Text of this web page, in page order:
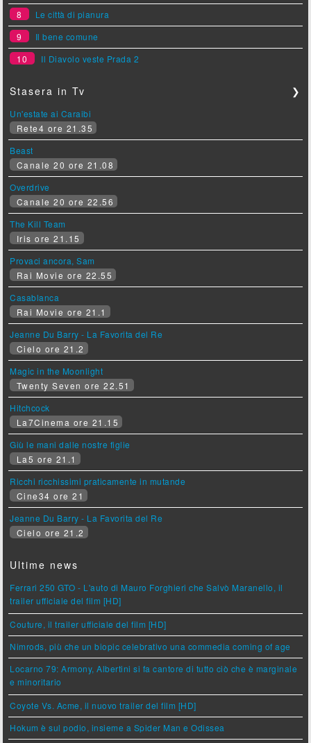
8
Le città di pianura
9
Il bene comune
10
Il Diavolo veste Prada 2
Stasera in Tv ❯
Un'estate ai Caraibi
Rete4 ore 21.35
Beast
Canale 20 ore 21.08
Overdrive
Canale 20 ore 22.56
The Kill Team
Iris ore 21.15
Provaci ancora, Sam
Rai Movie ore 22.55
Casablanca
Rai Movie ore 21.1
Jeanne Du Barry - La Favorita del Re
Cielo ore 21.2
Magic in the Moonlight
Twenty Seven ore 22.51
Hitchcock
La7Cinema ore 21.15
Giù le mani dalle nostre figlie
La5 ore 21.1
Ricchi ricchissimi praticamente in mutande
Cine34 ore 21
Jeanne Du Barry - La Favorita del Re
Cielo ore 21.2
Ultime news
Ferrari 250 GTO - L'auto di Mauro Forghieri che Salvò Maranello, il
trailer ufficiale del film [HD]
Couture, il trailer ufficiale del film [HD]
Nimrods, più che un biopic celebrativo una commedia coming of age
Locarno 79: Armony, Albertini si fa cantore di tutto ciò che è marginale
e minoritario
Coyote Vs. Acme, il nuovo trailer del film [HD]
Hokum è sul podio, insieme a Spider Man e Odissea